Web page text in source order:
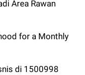
Area Rawan
for a Monthly
di 1500998